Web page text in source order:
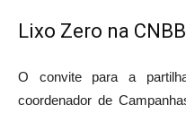
Lixo Zero na CNBB
O convite para a
coordenador de